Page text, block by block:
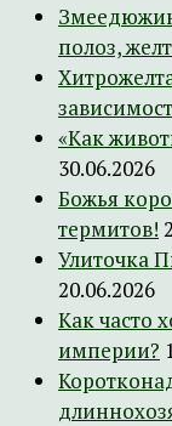
полоз,
«Как
30.06.2026
Божья
термитов!
Улиточка
20.06.2026
Как часто
империи?